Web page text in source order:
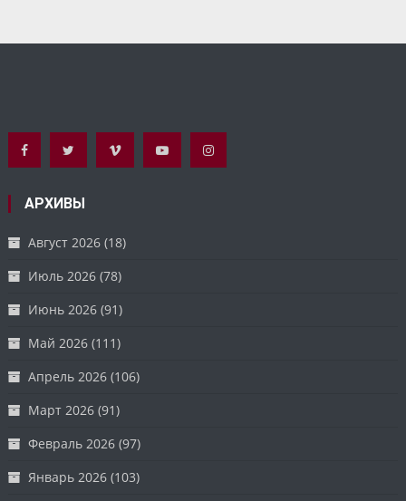
АРХИВЫ
Август 2026 (18)
Июль 2026 (78)
Июнь 2026 (91)
Май 2026 (111)
Апрель 2026 (106)
Март 2026 (91)
Февраль 2026 (97)
Январь 2026 (103)